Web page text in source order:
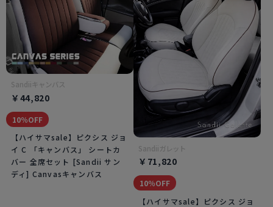
Sandiiキャンバス
￥44,820
10％OFF
【ハイサマsale】ピクシス ジョ
イ C 「キャンバス」 シートカ
バー 全席セット [Sandii サン
ディ] Canvasキャンバス
Sandiiガレット
￥71,820
10％OFF
【ハイサマsale】ピクシス ジョ